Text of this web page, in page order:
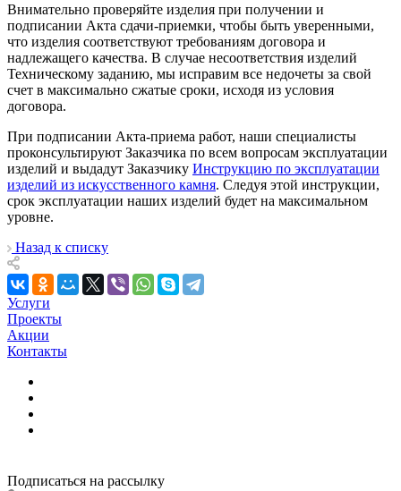
Внимательно проверяйте изделия при получении и
подписании Акта сдачи-приемки, чтобы быть уверенными,
что изделия соответствуют требованиям договора и
надлежащего качества. В случае несоответствия изделий
Техническому заданию, мы исправим все недочеты за свой
счет в максимально сжатые сроки, исходя из условия
договора.
При подписании Акта-приема работ, наши специалисты
проконсультируют Заказчика по всем вопросам эксплуатации
изделий и выдадут Заказчику Инструкцию по эксплуатации
изделий из искусственного камня. Следуя этой инструкции,
срок эксплуатации наших изделий будет на максимальном
уровне.
Назад к списку
Услуги
Проекты
Акции
Контакты
Подписаться на рассылку